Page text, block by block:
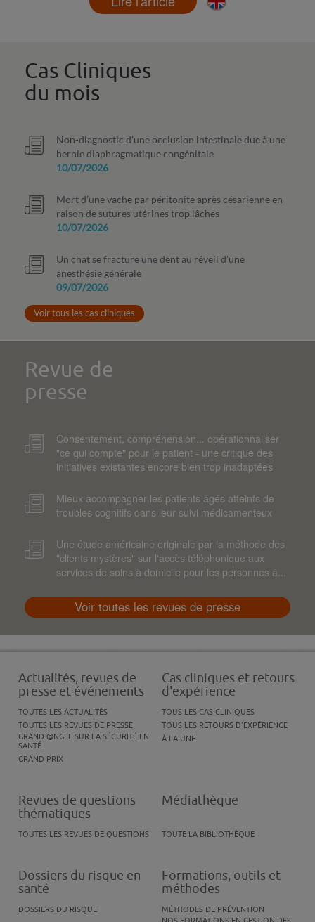
Cas Cliniques
du mois
Non-diagnostic d’une occlusion intestinale due à une
hernie diaphragmatique congénitale
10/07/2026
Mort d’une vache par péritonite après césarienne en
raison de sutures utérines trop lâches
10/07/2026
Un chat se fracture une dent au réveil d'une
anesthésie générale
09/07/2026
Voir tous les cas cliniques
Revue de
presse
Consentement, compréhension... opérationnaliser
"ce qui compte" pour le patient - une critique des
initiatives existantes encore bien trop inadaptées
Mieux accompagner les patients âgés atteints de
troubles cognitifs dans leur suivi médicamenteux
Une étude américaine originale par la méthode des
"clients mystères" sur l'accès téléphonique aux
services de soins à domicile pour les personnes â...
Voir toutes les revues de presse
Actualités, revues de
presse et événements
TOUTES LES ACTUALITÉS
TOUTES LES REVUES DE PRESSE
GRAND @NGLE SUR LA SÉCURITÉ EN
SANTÉ
GRAND PRIX
Cas cliniques et retours
d'expérience
TOUS LES CAS CLINIQUES
TOUS LES RETOURS D'EXPÉRIENCE
À LA UNE
Revues de questions
thématiques
TOUTES LES REVUES DE QUESTIONS
Médiathèque
TOUTE LA BIBLIOTHÈQUE
Dossiers du risque en
santé
DOSSIERS DU RISQUE
Formations, outils et
méthodes
MÉTHODES DE PRÉVENTION